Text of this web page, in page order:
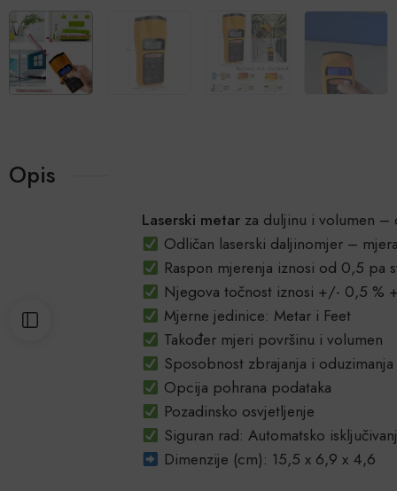
Opis
Laserski metar za duljinu i volumen –
Odličan laserski daljinomjer –
Raspon mjerenja iznosi od 0,5 pa
Njegova točnost iznosi +/- 0,5 %
Mjerne jedinice: Metar i Feet
Također mjeri površinu i volumen
Sposobnost zbrajanja i
Opcija pohrana podataka
Pozadinsko osvjetljenje
Siguran rad: Automatsko
Dimenzije (cm): 15,5 x 6,9 x 4,6